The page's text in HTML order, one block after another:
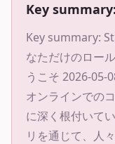
Key
Key summary:
なただけのロー
うこそ 2026-05-
オンラインでの
に深く根付いて
リを通じて、人